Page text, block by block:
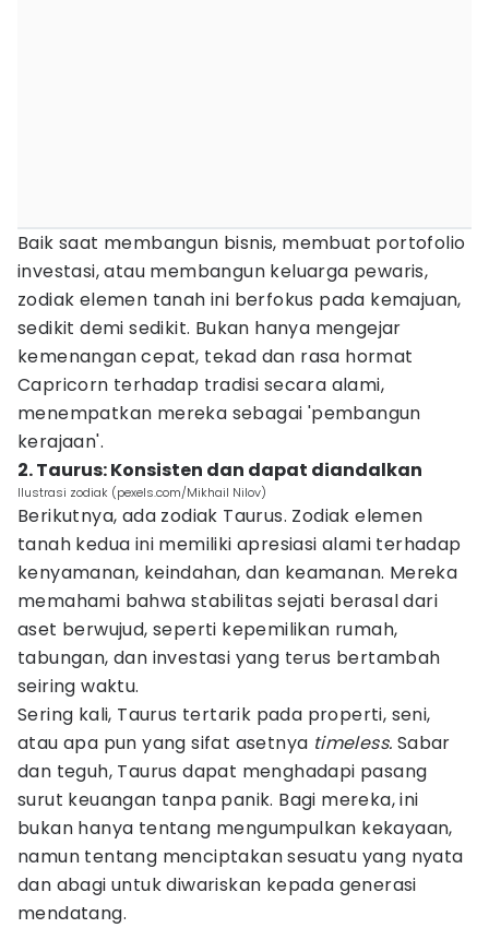
Baik saat membangun bisnis, membuat portofolio
investasi, atau membangun keluarga pewaris,
zodiak elemen tanah ini berfokus pada kemajuan,
sedikit demi sedikit. Bukan hanya mengejar
kemenangan cepat, tekad dan rasa hormat
Capricorn terhadap tradisi secara alami,
menempatkan mereka sebagai 'pembangun
kerajaan'.
2. Taurus: Konsisten dan dapat diandalkan
Ilustrasi zodiak (pexels.com/Mikhail Nilov)
Berikutnya, ada zodiak Taurus. Zodiak elemen
tanah kedua ini memiliki apresiasi alami terhadap
kenyamanan, keindahan, dan keamanan. Mereka
memahami bahwa stabilitas sejati berasal dari
aset berwujud, seperti kepemilikan rumah,
tabungan, dan investasi yang terus bertambah
seiring waktu.
Sering kali, Taurus tertarik pada properti, seni,
atau apa pun yang sifat asetnya timeless. Sabar
dan teguh, Taurus dapat menghadapi pasang
surut keuangan tanpa panik. Bagi mereka, ini
bukan hanya tentang mengumpulkan kekayaan,
namun tentang menciptakan sesuatu yang nyata
dan abagi untuk diwariskan kepada generasi
mendatang.